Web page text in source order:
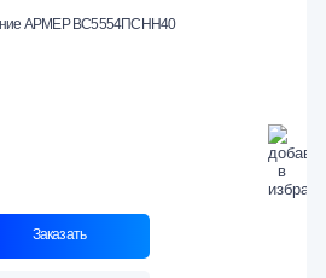
АРМЕР ВС5554ПСНН40
Заказать